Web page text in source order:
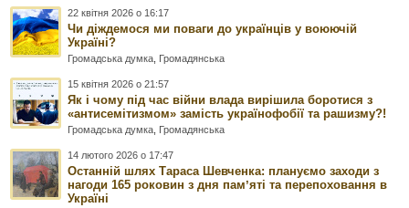
22 квітня 2026 о 16:17
Чи діждемося ми поваги до українців у воюючій
Україні?
Громадська думка Громадянська
15 квітня 2026 о 21:57
Як і чому під час війни влада вирішила боротися з
«антисемітизмом» замість українофобії та рашизму?!
Громадська думка Громадянська
14 лютого 2026 о 17:47
Останній шлях Тараса Шевченка: плануємо заходи з
нагоди 165 роковин з дня памʼяті та перепоховання в
Україні